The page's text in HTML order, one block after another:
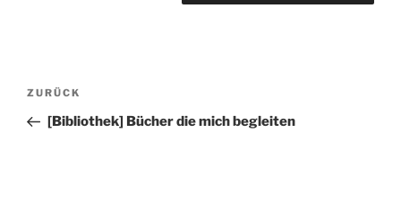
Beitragsnavigation
Vorheriger
Beitrag
ZURÜCK
[Bibliothek] Bücher die mich begleiten